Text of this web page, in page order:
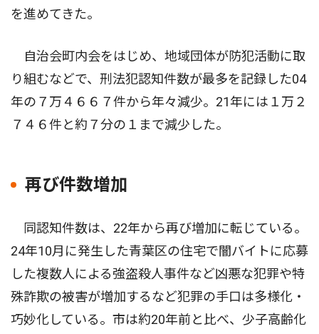
を進めてきた。
自治会町内会をはじめ、地域団体が防犯活動に取
り組むなどで、刑法犯認知件数が最多を記録した04
年の７万４６６７件から年々減少。21年には１万２
７４６件と約７分の１まで減少した。
再び件数増加
同認知件数は、22年から再び増加に転じている。
24年10月に発生した青葉区の住宅で闇バイトに応募
した複数人による強盗殺人事件など凶悪な犯罪や特
殊詐欺の被害が増加するなど犯罪の手口は多様化・
巧妙化している。市は約20年前と比べ、少子高齢化